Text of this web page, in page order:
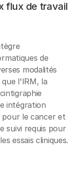
flux de travail
de
modalités
l'IRM, la
intégration
pour le cancer et
suivi requis pour
essais cliniques.